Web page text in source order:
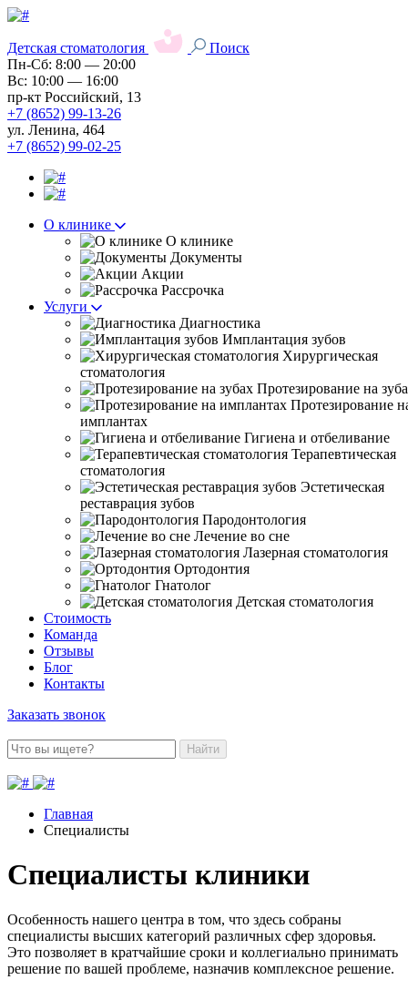
Детская стоматология
Поиск
Пн-Сб: 8:00 — 20:00
Вс: 10:00 — 16:00
пр-кт Российский, 13
+7 (8652) 99-13-26
ул. Ленина, 464
+7 (8652) 99-02-25
О клинике
О клинике
Документы
Акции
Рассрочка
Услуги
Диагностика
Имплантация зубов
Хирургическая
стоматология
Протезирование на
Протезирование
имплантах
Гигиена и отбеливание
Терапевтическая
стоматология
Эстетическая
реставрация зубов
Пародонтология
Лечение во сне
Лазерная стоматология
Ортодонтия
Гнатолог
Детская стоматология
Стоимость
Команда
Отзывы
Блог
Контакты
Заказать звонок
Найти
Главная
Специалисты
Специалисты клиники
Особенность нашего центра в том, что здесь собраны
специалисты высших категорий различных сфер здоровья.
Это позволяет в кратчайшие сроки и коллегиально принимать
решение по вашей проблеме, назначив комплексное решение.